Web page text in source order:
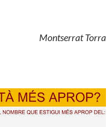
Montserrat Torra